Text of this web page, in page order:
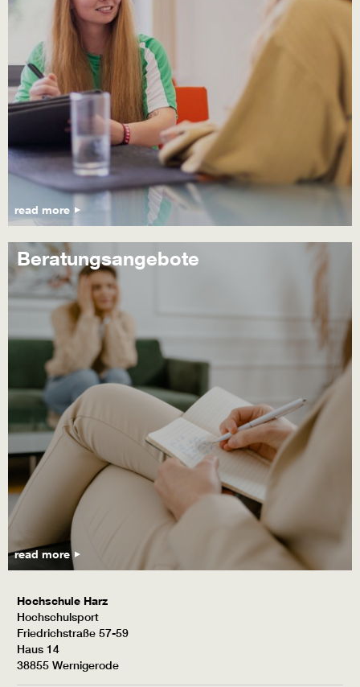
read more
Beratungsangebote
read more
Hochschule Harz
Hochschulsport
Friedrichstraße 57-59
Haus 14
38855 Wernigerode